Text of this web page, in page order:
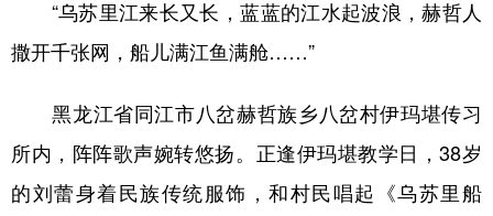
“乌苏里江来长又长，蓝蓝的江水起波浪，赫哲人
撒开千张网，船儿满江鱼满舱……”
黑龙江省同江市八岔赫哲族乡八岔村伊玛堪传习
所内，阵阵歌声婉转悠扬。正逢伊玛堪教学日，38岁
的刘蕾身着民族传统服饰，和村民唱起《乌苏里船